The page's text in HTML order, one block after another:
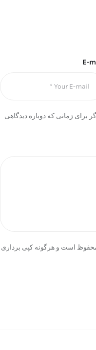
E-
برای زمانی که دوباره دیدگاهی
است و هرگونه کپی برداری